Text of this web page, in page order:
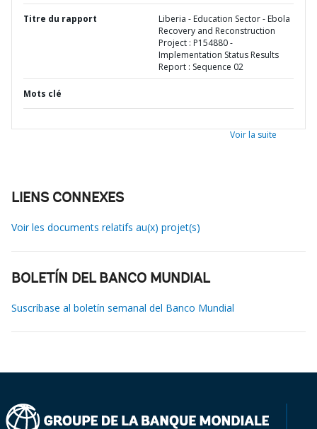
Titre du rapport
Liberia - Education Sector - Ebola
Recovery and Reconstruction
Project : P154880 -
Implementation Status Results
Report : Sequence 02
Mots clé
Voir la suite
LIENS CONNEXES
Voir les documents relatifs au(x) projet(s)
BOLETÍN DEL BANCO MUNDIAL
Suscríbase al boletín semanal del Banco Mundial